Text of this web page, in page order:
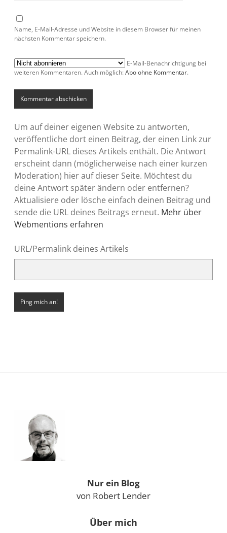
Name, E-Mail-Adresse und Website in diesem Browser für meinen
nächsten Kommentar speichern.
E-Mail-Benachrichtigung bei
weiteren Kommentaren. Auch möglich: Abo ohne Kommentar.
Um auf deiner eigenen Website zu antworten,
veröffentliche dort einen Beitrag, der einen Link zur
Permalink-URL dieses Artikels enthält. Die Antwort
erscheint dann (möglicherweise nach einer kurzen
Moderation) hier auf dieser Seite. Möchtest du
deine Antwort später ändern oder entfernen?
Aktualisiere oder lösche einfach deinen Beitrag und
sende die URL deines Beitrags erneut. Mehr über
Webmentions erfahren
URL/Permalink deines Artikels
Sidebar
Nur ein Blog
von Robert Lender
Über mich